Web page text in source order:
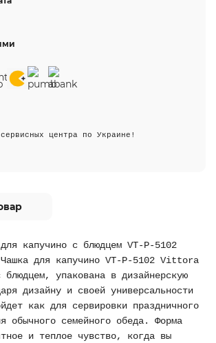
центра по Украине!
капучино с блюдцем VT-P-5102
для капучино VT-P-5102 Vittora
упакована в дизайнерскую
дизайну и своей универсальности
как для сервировки праздничного
обычного семейного обеда. Форма
и теплое чувство, когда вы